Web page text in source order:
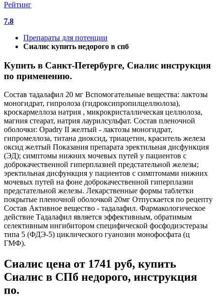
Рейтинг
7.8
Препараты для потенции
Сиалис купить недорого в спб
Купить в Санкт-Петербурге, Сиалис инструкция
по применению.
Состав тадалафил 20 мг Вспомогательные вещества: лактозы
моногидрат, гипролоза (гидроксипропилцеллюлоза),
кроскармеллоза натрия , микрокристаллическая целлюлоза,
магния стеарат, натрия лаурилсульфат. Состав пленочной
оболочки: Opadry II желтый - лактозы моногидрат,
гипромеллоза, титана диоксид, триацетин, краситель железа
оксид желтый Показания препарата эректильная дисфункция
(ЭД); симптомы нижних мочевых путей у пациентов с
доброкачественной гиперплазией предстательной железы;
эректильная дисфункция у пациентов с симптомами нижних
мочевых путей на фоне доброкачественной гиперплазии
предстательной железы. Лекарственные формы таблетки
покрытые пленочной оболочкой 20мг Отпускается по рецепту
Состав Активное вещество - тадалафил. Фармакологическое
действие Тадалафил является эффективным, обратимым
селективным ингибитором специфической фосфодиэстеразы
типа 5 (ФДЭ-5) циклического гуанозин монофосфата (ц
ГМФ).
Сиалис цена от 1741 руб, купить
Сиалис в СПб недорого, инструкция
по.